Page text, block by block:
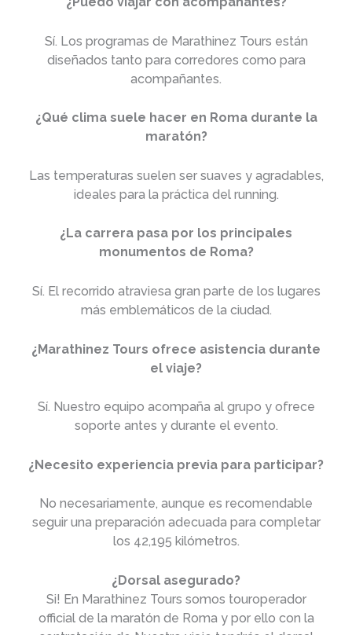
Sí. Los programas de Marathinez Tours están
diseñados tanto para corredores como para
acompañantes.
¿Qué clima suele hacer en Roma durante la
maratón?
Las temperaturas suelen ser suaves y agradables,
ideales para la práctica del running.
¿La carrera pasa por los principales
monumentos de Roma?
Sí. El recorrido atraviesa gran parte de los lugares
más emblemáticos de la ciudad.
¿Marathinez Tours ofrece asistencia durante
el viaje?
Sí. Nuestro equipo acompaña al grupo y ofrece
soporte antes y durante el evento.
¿Necesito experiencia previa para participar?
No necesariamente, aunque es recomendable
seguir una preparación adecuada para completar
los 42,195 kilómetros.
¿Dorsal asegurado?
Si! En Marathinez Tours somos touroperador
official de la maratón de Roma y por ello con la